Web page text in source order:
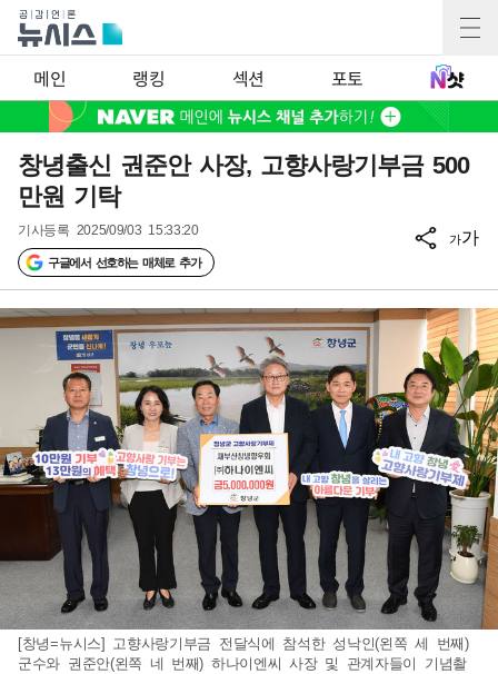
메인 랭킹 섹션 포토
창녕출신 권준안 사장, 고향사랑기부금 500
만원 기탁
기사등록 2025/09/03 15:33:20
구글에서 선호하는 매체로 추가
가가
[창녕=뉴시스] 고향사랑기부금 전달식에 참석한 성낙인(왼쪽 세 번째)
군수와 권준안(왼쪽 네 번째) 하나이엔씨 사장 및 관계자들이 기념촬